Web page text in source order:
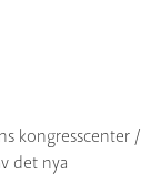
kongresscenter /
det nya